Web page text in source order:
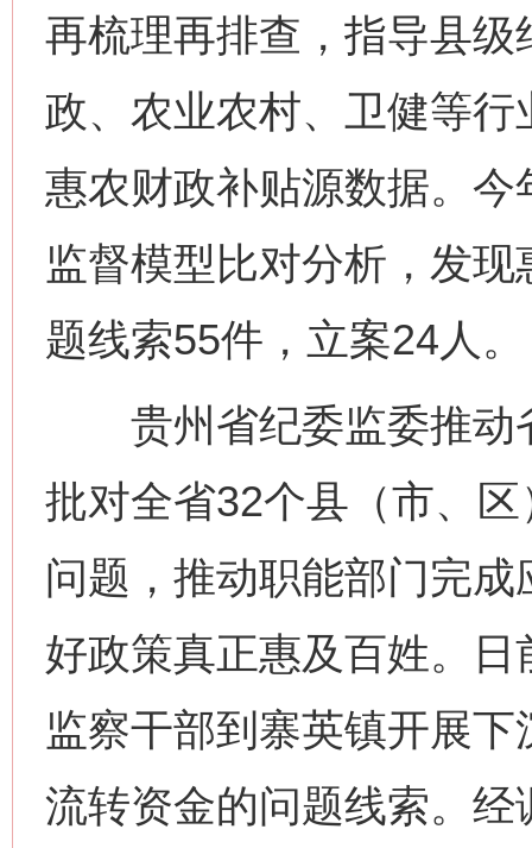
再梳理再排查，指导县
政、农业农村、卫健等
惠农财政补贴源数据。
监督模型比对分析，发
题线索55件，立案24人。
贵州省纪委监委推动
批对全省32个县（市、
问题，推动职能部门完
好政策真正惠及百姓。
监察干部到寨英镇开展
流转资金的问题线索。